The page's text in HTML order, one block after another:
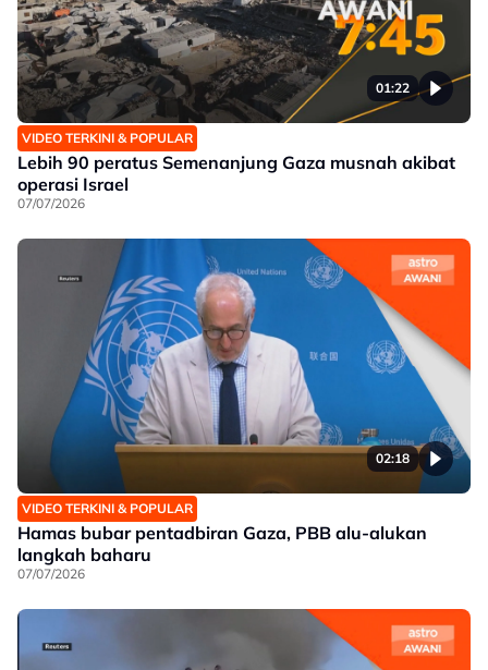
01:22
VIDEO TERKINI & POPULAR
Lebih 90 peratus Semenanjung Gaza musnah akibat
operasi Israel
07/07/2026
02:18
VIDEO TERKINI & POPULAR
Hamas bubar pentadbiran Gaza, PBB alu-alukan
langkah baharu
07/07/2026